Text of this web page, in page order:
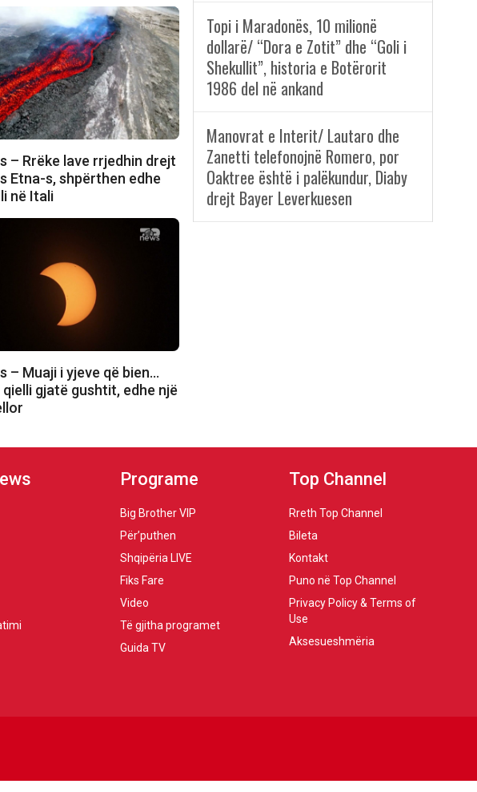
– Rrëke lave rrjedhin drejt
Etna-s, shpërthen edhe
në Itali
– Muaji i yjeve që bien…
qielli gjatë gushtit, edhe një
Topi i Maradonës, 10 milionë
dollarë/ “Dora e Zotit” dhe “Goli i
Shekullit”, historia e Botërorit
1986 del në ankand
Manovrat e Interit/ Lautaro dhe
Zanetti telefonojnë Romero, por
Oaktree është i palëkundur, Diaby
drejt Bayer Leverkuesen
Programe
Big Brother VIP
Për’puthen
Shqipëria LIVE
Fiks Fare
Video
Të gjitha programet
Guida TV
Top Channel
Rreth Top Channel
Bileta
Kontakt
Puno në Top Channel
Privacy Policy & Terms of
Use
Aksesueshmëria